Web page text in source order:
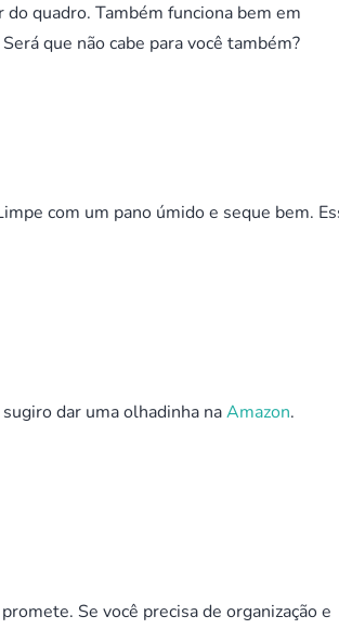
quadro. Também funciona bem em
que não cabe para você também?
com um pano úmido e seque bem.
dar uma olhadinha naAmazon.
Se você precisa de organização e